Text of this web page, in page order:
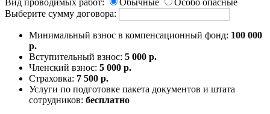
Выберите сумму договора:
Минимальный взнос в компенсационный фонд: 100 000
р.
Вступительный взнос: 5 000 р.
Членский взнос: 5 000 р.
Страховка: 7 500 р.
Услуги по подготовке пакета документов и штата
сотрудников: бесплатно